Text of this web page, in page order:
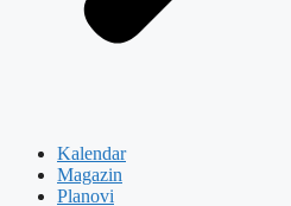
Kalendar
Magazin
Planovi